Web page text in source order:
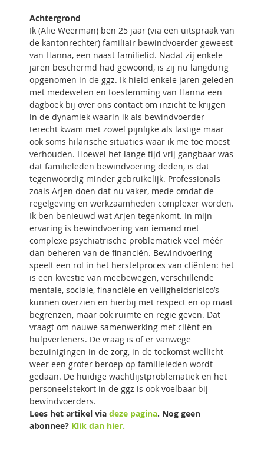
Achtergrond
Ik (Alie Weerman) ben 25 jaar (via een uitspraak van
de kantonrechter) familiair bewindvoerder geweest
van Hanna, een naast familielid. Nadat zij enkele
jaren beschermd had gewoond, is zij nu langdurig
opgenomen in de ggz. Ik hield enkele jaren geleden
met medeweten en toestemming van Hanna een
dagboek bij over ons contact om inzicht te krijgen
in de dynamiek waarin ik als bewindvoerder
terecht kwam met zowel pijnlijke als lastige maar
ook soms hilarische situaties waar ik me toe moest
verhouden. Hoewel het lange tijd vrij gangbaar was
dat familieleden bewindvoering deden, is dat
tegenwoordig minder gebruikelijk. Professionals
zoals Arjen doen dat nu vaker, mede omdat de
regelgeving en werkzaamheden complexer worden.
Ik ben benieuwd wat Arjen tegenkomt. In mijn
ervaring is bewindvoering van iemand met
complexe psychiatrische problematiek veel méér
dan beheren van de financiën. Bewindvoering
speelt een rol in het herstelproces van cliënten: het
is een kwestie van meebewegen, verschillende
mentale, sociale, financiële en veiligheidsrisico’s
kunnen overzien en hierbij met respect en op maat
begrenzen, maar ook ruimte en regie geven. Dat
vraagt om nauwe samenwerking met cliënt en
hulpverleners. De vraag is of er vanwege
bezuinigingen in de zorg, in de toekomst wellicht
weer een groter beroep op familieleden wordt
gedaan. De huidige wachtlijstproblematiek en het
personeelstekort in de ggz is ook voelbaar bij
bewindvoerders.
Lees het artikel via deze pagina. Nog geen
abonnee? Klik dan hier.